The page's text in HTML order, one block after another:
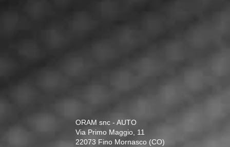
ORAM snc - AUTO
Via Primo Maggio, 11
22073 Fino Mornasco (CO)